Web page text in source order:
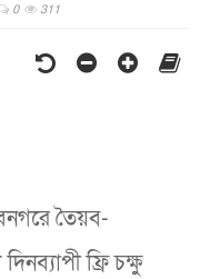
0 311
তৈয়ব-
ফ্রি চক্ষু